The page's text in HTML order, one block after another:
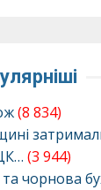
(8 834)
(3 944)
чорнова